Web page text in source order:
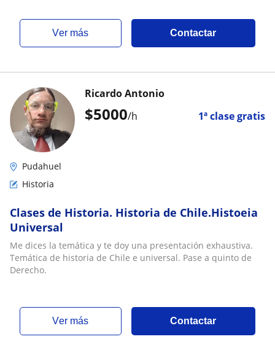
ver más Contactar
$5000/h 1ª clase gratis
Ricardo Antonio
Pudahuel
Historia
Clases de Historia. Historia de Chile.Histoeia
Universal
Me dices la temática y te doy una presentación exhaustiva.
Temática de historia de Chile e universal. Pase a quinto de
Derecho.
ver más Contactar